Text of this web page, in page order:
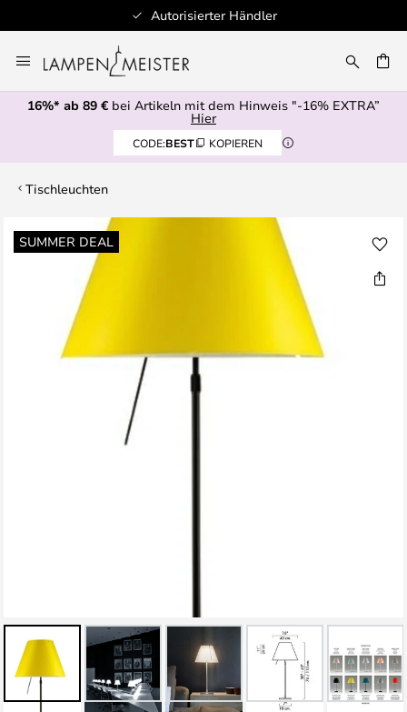
Autorisierter Händler
Inhalt
springen
16%* ab 89 € bei Artikeln mit dem Hinweis "-16% EXTRA”
Hier
CODE:BEST KOPIEREN
Tischleuchten
SUMMER DEAL
Zum
Ende